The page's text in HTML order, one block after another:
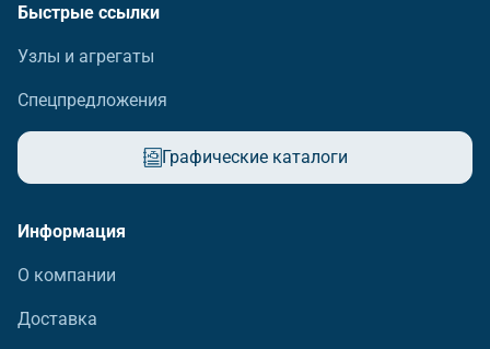
Быстрые ссылки
Узлы и агрегаты
Спецпредложения
Графические каталоги
Информация
О компании
Доставка